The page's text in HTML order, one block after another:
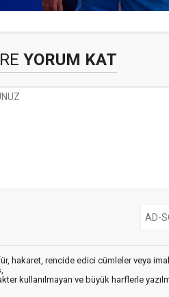
YORUM KAT
hakaret, rencide edici cümleler veya
kullanılmayan ve büyük harflerle